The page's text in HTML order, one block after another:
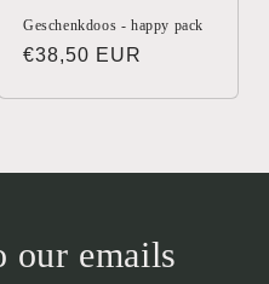
Geschenkdoos - happy pack
Normale
€38,50 EUR
our emails